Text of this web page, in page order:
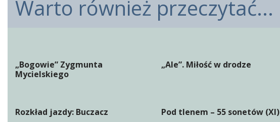
Warto również przeczytać...
„Bogowie” Zygmunta
Mycielskiego
„Ale”. Miłość w drodze
Rozkład jazdy: Buczacz Pod tlenem – 55 sonetów (XI)